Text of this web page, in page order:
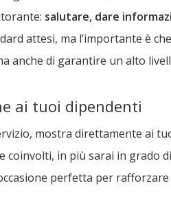
salutare, dare
attesi, ma l’importante è
anche di garantire un alto
ai tuoi dipendenti
mostra direttamente ai
coinvolti, in più sarai in grado
perfetta per